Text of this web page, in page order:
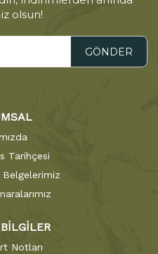
olsun!
GÖNDER
Tarihçesi
Belgelerimiz
Notları